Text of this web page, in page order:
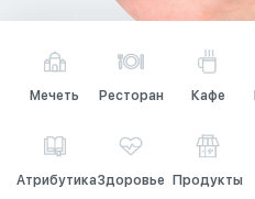
Мечеть Ресторан Кафе
АтрибутикаЗдоровье Продукты